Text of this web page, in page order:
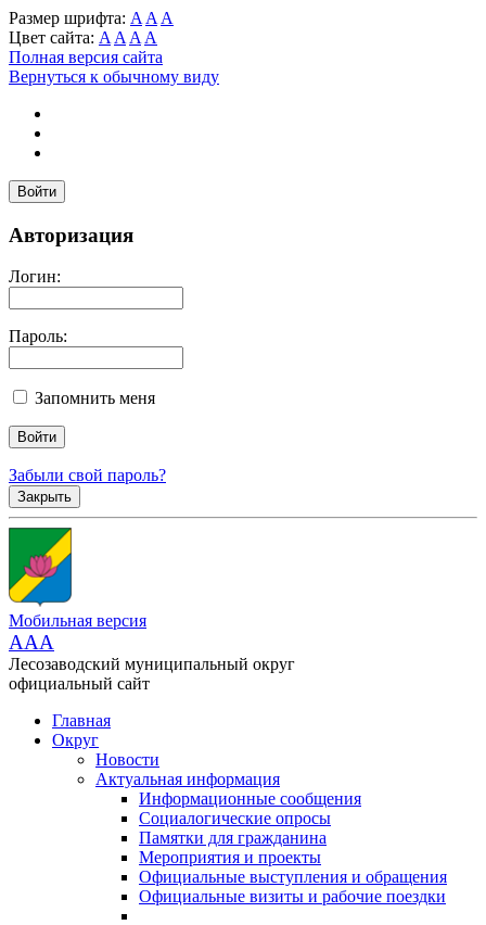
Размер шрифта: A A A
Цвет сайта: A A A A
Полная версия сайта
Вернуться к обычному виду
Войти
Авторизация
Логин:
Пароль:
Запомнить меня
Забыли свой пароль?
Закрыть
Мобильная версия
AAA
Лесозаводский муниципальный округ
официальный сайт
Главная
Округ
Новости
Актуальная информация
Информационные сообщения
Социалогические опросы
Памятки для гражданина
Мероприятия и проекты
Официальные выступления и обращения
Официальные визиты и рабочие поездки